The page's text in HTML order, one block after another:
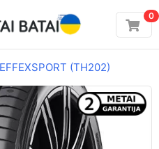
0
EFFEXSPORT (TH202)